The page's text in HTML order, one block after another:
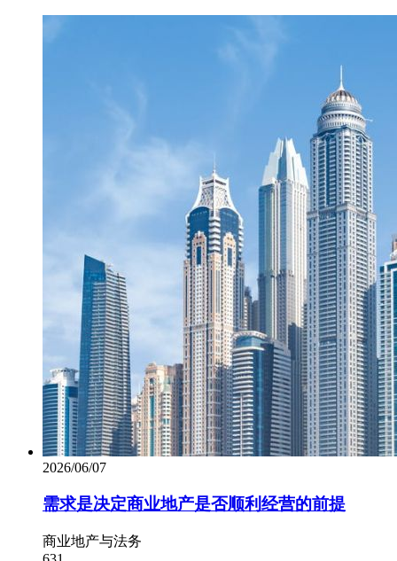
2026/06/07
需求是决定商业地产是否顺利经营的前提
商业地产与法务